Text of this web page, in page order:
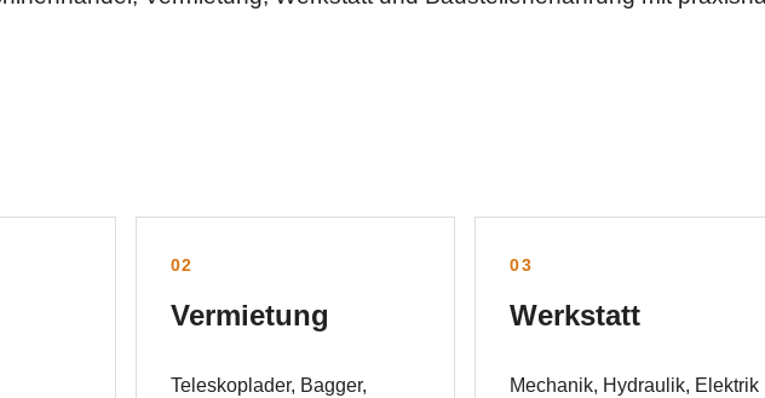
02
Vermietung
Teleskoplader, Bagger,
03
Werkstatt
Mechanik, Hydraulik, Elektrik